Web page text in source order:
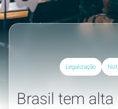
Legalização
Brasil tem